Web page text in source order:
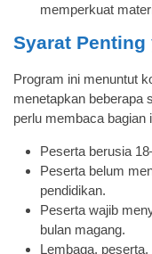
memperkuat
Syarat Penting
Program ini menuntut
menetapkan beberapa
perlu membaca bagian
Peserta berusia
Peserta belum
pendidikan.
Peserta wajib
bulan magang.
Lembaga,